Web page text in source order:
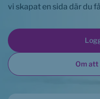
vi skapat en sida där du
Om att